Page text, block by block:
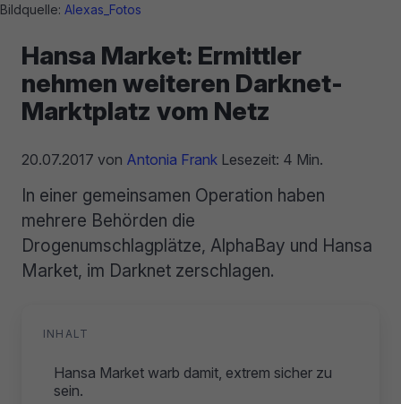
Bildquelle: Alexas_Fotos
Hansa Market: Ermittler
nehmen weiteren Darknet-
Marktplatz vom Netz
20.07.2017 von Antonia Frank Lesezeit: 4 Min.
In einer gemeinsamen Operation haben
mehrere Behörden die
Drogenumschlagplätze, AlphaBay und Hansa
Market, im Darknet zerschlagen.
INHALT
Hansa Market warb damit, extrem sicher zu
sein.